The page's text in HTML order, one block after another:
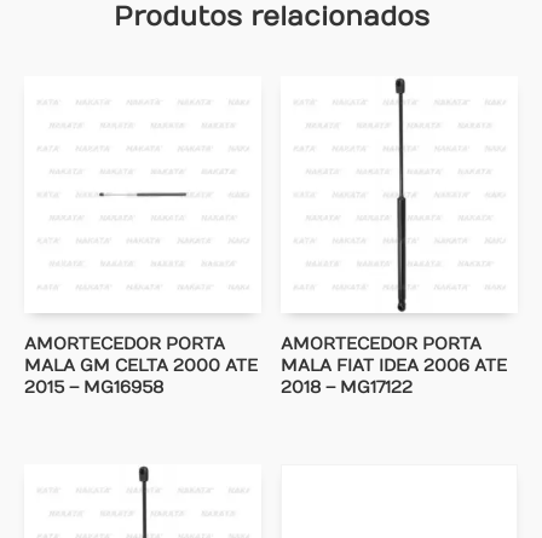
Produtos relacionados
AMORTECEDOR PORTA
MALA GM CELTA 2000 ATE
2015 – MG16958
AMORTECEDOR PORTA
MALA FIAT IDEA 2006 ATE
2018 – MG17122